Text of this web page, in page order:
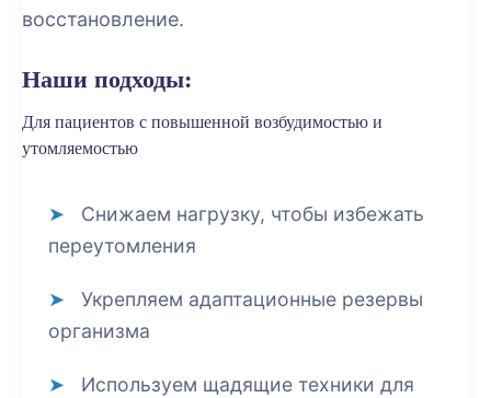
восстановление.
Наши подходы:
Для пациентов с повышенной возбудимостью и
утомляемостью
Снижаем нагрузку, чтобы избежать
переутомления
Укрепляем адаптационные резервы
организма
Используем щадящие техники для